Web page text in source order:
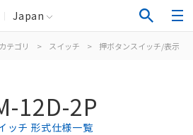
Japan
テゴリ > スイッチ > 押ボタンスイッチ/表示灯
12D-2P
ッチ 形式仕様一覧